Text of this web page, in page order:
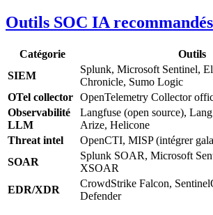
Outils SOC IA recommandés
Catégorie
Outils
SIEM
Splunk, Microsoft Sentinel,
Chronicle, Sumo Logic
OTel collector OpenTelemetry Collector
Observabilité
LLM
Langfuse (open source),
Arize, Helicone
Threat intel
OpenCTI, MISP (intégrer
SOAR
Splunk SOAR, Microsoft
XSOAR
EDR/XDR
CrowdStrike Falcon,
Defender